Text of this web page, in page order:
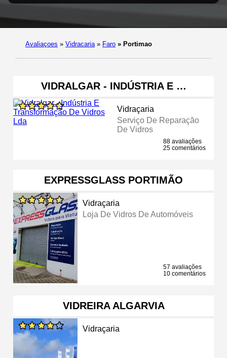
Avaliaçoes » Vidracaria » Faro » Portimao
VIDRALGAR - INDÚSTRIA E …
Vidraçaria
Serviço De Reparação
De Vidros
88 avaliações
25 comentários
EXPRESSGLASS PORTIMÃO
Vidraçaria
Loja De Vidros De Automóveis
57 avaliações
10 comentários
VIDREIRA ALGARVIA
Vidraçaria